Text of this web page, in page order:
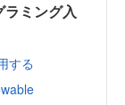
ミング入
する